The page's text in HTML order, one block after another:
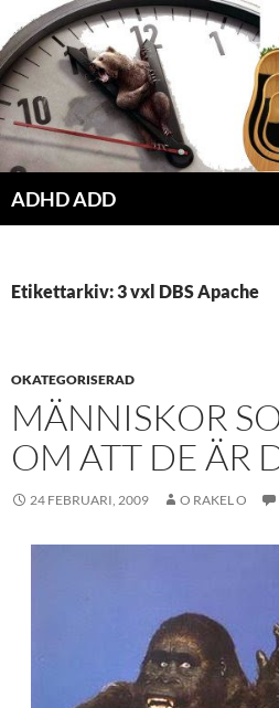
Hoppa
till
innehåll
ADHD ADD
Etikettarkiv: 3 vxl DBS Apache
OKATEGORISERAD
MÄNNISKOR
OM ATT DE ÄR
24 FEBRUARI, 2009 O RAKEL O